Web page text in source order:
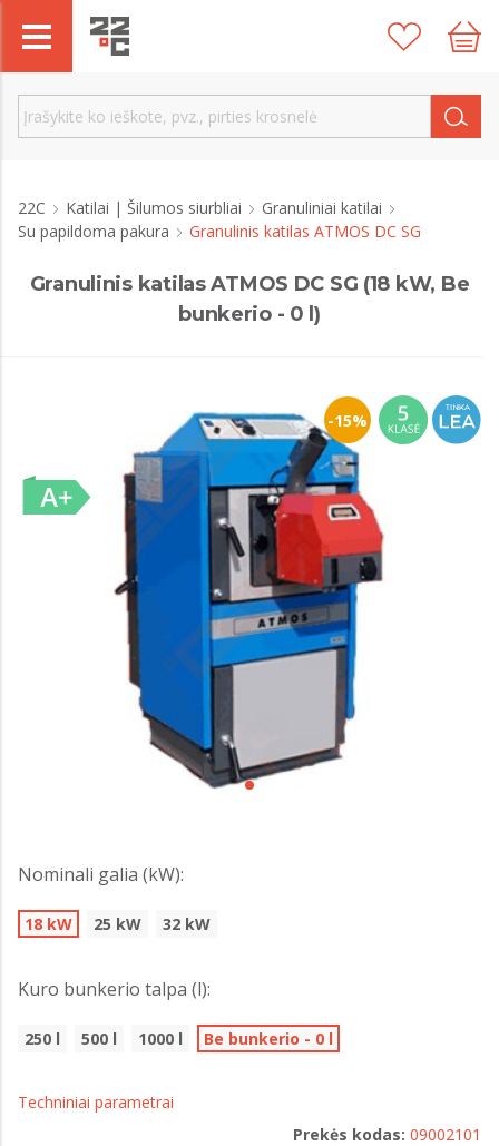
22C Katilai | Šilumos siurbliai
Granuliniai katilai
Su papildoma pakura
Granulinis katilas ATMOS DC SG
Granulinis katilas ATMOS DC SG (18 kW, Be
bunkerio - 0 l)
-15%
Nominali galia (kW):
18 kW 25 kW 32 kW
Kuro bunkerio talpa (l):
250 l 500 l 1000 l Be bunkerio - 0 l
Techniniai parametrai
Prekės kodas: 09002101